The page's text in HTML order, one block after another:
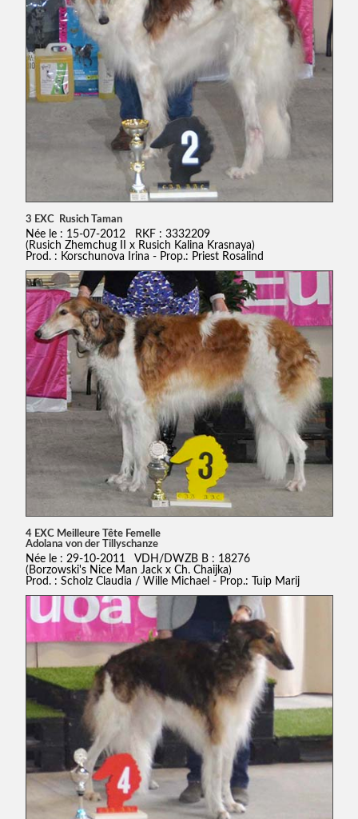
3 EXC Rusich Taman
Née le : 15-07-2012 RKF : 3332209
(Rusich Zhemchug II x Rusich Kalina Krasnaya)
Prod. : Korschunova Irina - Prop.: Priest Rosalind
4 EXC Meilleure Tête Femelle
Adolana von der Tillyschanze
Née le : 29-10-2011 VDH/DWZB B : 18276
(Borzowski's Nice Man Jack x Ch. Chaijka)
Prod. : Scholz Claudia / Wille Michael - Prop.: Tuip Marij